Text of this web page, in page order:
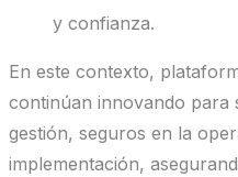
y confianza.
En este contexto,
continúan innovando para
gestión, seguros en la
implementación,